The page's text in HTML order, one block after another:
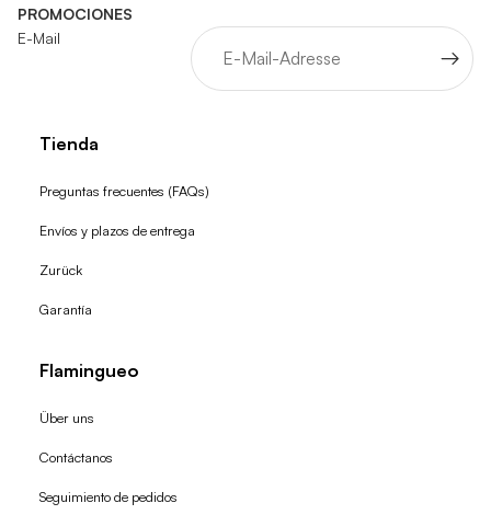
PROMOCIONES
E-Mail
Tienda
Preguntas frecuentes (FAQs)
Envíos y plazos de entrega
Zurück
Garantía
Flamingueo
Über uns
Contáctanos
Seguimiento de pedidos